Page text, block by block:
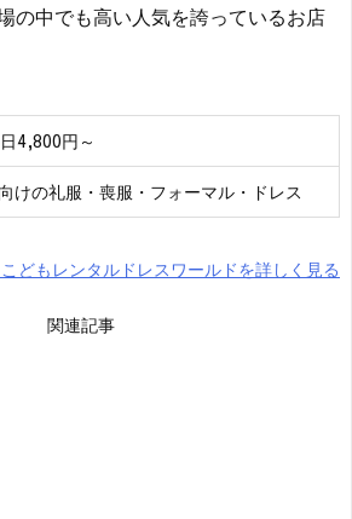
の中でも高い人気を誇っているお店
4,800円～
けの礼服・喪服・フォーマル・ドレス
こどもレンタルドレスワールドを詳しく見る
関連記事